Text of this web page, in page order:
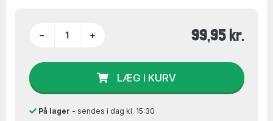
− + 99,95 kr.
LÆG I KURV
På lager - sendes i dag kl. 15:30